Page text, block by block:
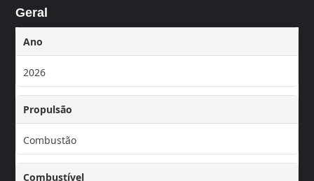
Geral
Ano
2026
Propulsão
Combustão
Combustível